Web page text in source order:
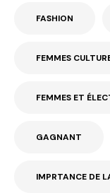
FASHION
FEMMES
FEMMES ET
GAGNANT
IMPRTANCE DE